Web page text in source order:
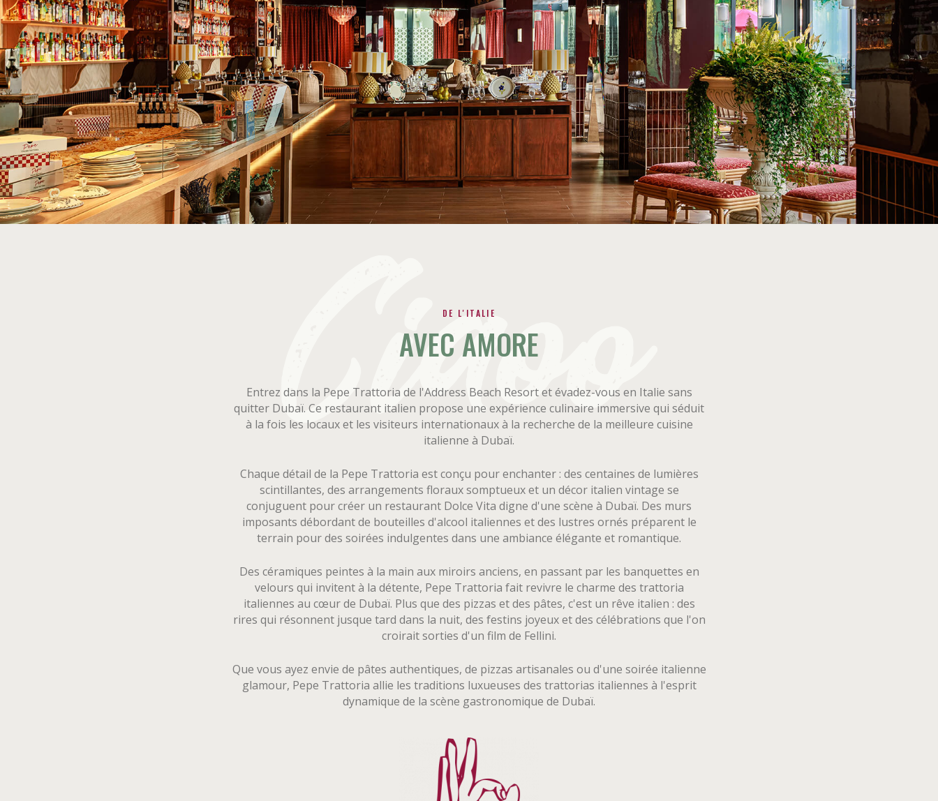
DE L'ITALIE
AVEC AMORE
Entrez dans la Pepe Trattoria de l'Address Beach Resort et évadez-vous en Italie sans
quitter Dubaï. Ce restaurant italien propose une expérience culinaire immersive qui séduit
à la fois les locaux et les visiteurs internationaux à la recherche de la meilleure cuisine
italienne à Dubaï.
Chaque détail de la Pepe Trattoria est conçu pour enchanter : des centaines de lumières
scintillantes, des arrangements floraux somptueux et un décor italien vintage se
conjuguent pour créer un restaurant Dolce Vita digne d'une scène à Dubaï. Des murs
imposants débordant de bouteilles d'alcool italiennes et des lustres ornés préparent le
terrain pour des soirées indulgentes dans une ambiance élégante et romantique.
Des céramiques peintes à la main aux miroirs anciens, en passant par les banquettes en
velours qui invitent à la détente, Pepe Trattoria fait revivre le charme des trattoria
italiennes au cœur de Dubaï. Plus que des pizzas et des pâtes, c'est un rêve italien : des
rires qui résonnent jusque tard dans la nuit, des festins joyeux et des célébrations que l'on
croirait sorties d'un film de Fellini.
Que vous ayez envie de pâtes authentiques, de pizzas artisanales ou d'une soirée italienne
glamour, Pepe Trattoria allie les traditions luxueuses des trattorias italiennes à l'esprit
dynamique de la scène gastronomique de Dubaï.